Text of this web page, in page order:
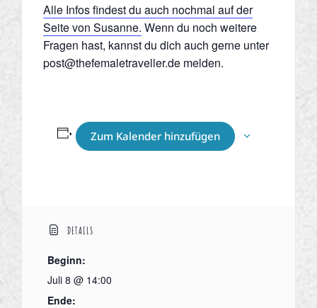
Alle Infos findest du auch nochmal auf der
Seite von Susanne. Wenn du noch weitere
Fragen hast, kannst du dich auch gerne unter
post@thefemaletraveller.de melden.
Zum Kalender hinzufügen
DETAILS
Beginn:
Juli 8 @ 14:00
Ende: